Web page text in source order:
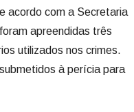
acordo com a Secretaria
apreendidas três
utilizados nos crimes.
à perícia para